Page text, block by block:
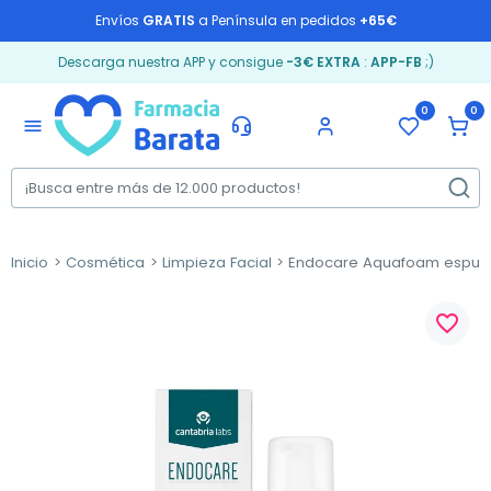
Envíos GRATIS a Península en pedidos +65€
Descarga nuestra APP y consigue -3€ EXTRA: APP-FB ;)
menu
0 0
Inicio Cosmética Limpieza Facial Endocare Aquafoam
favorite_border